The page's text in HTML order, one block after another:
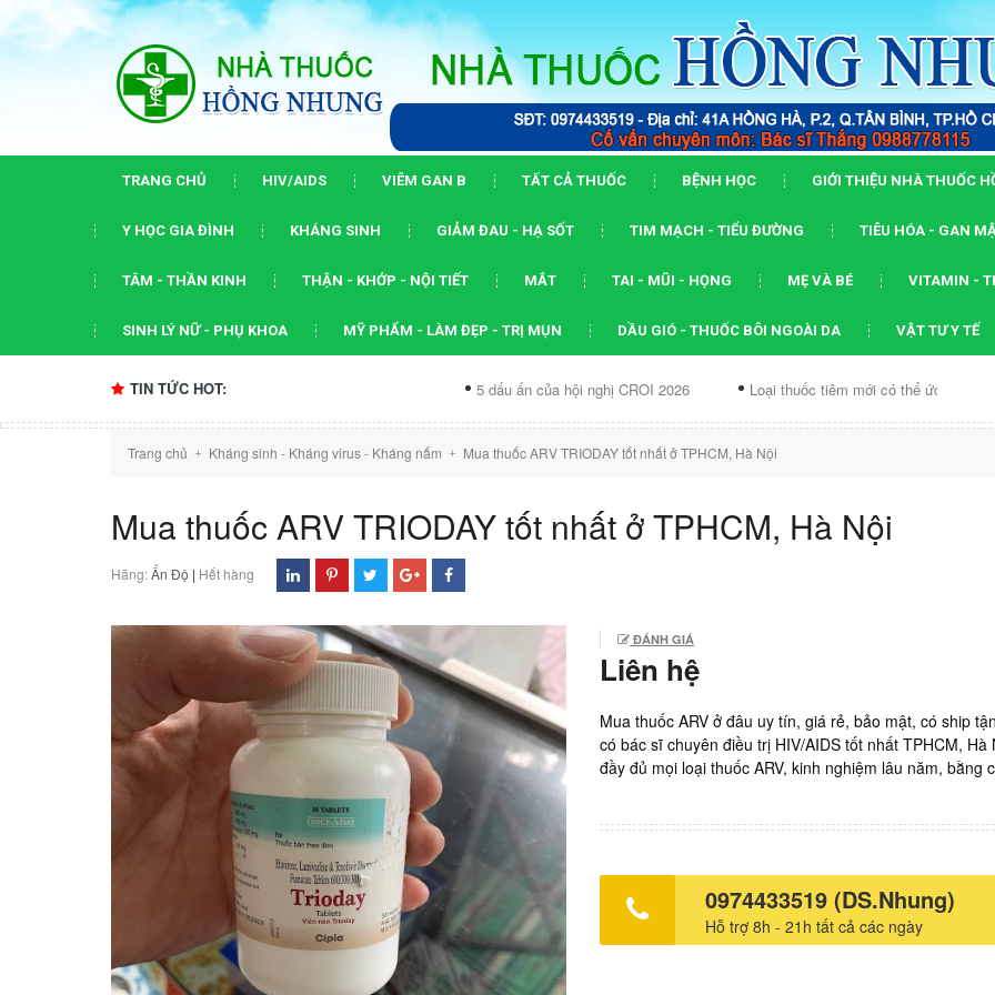
TRANG CHỦ HIV/AIDS VIÊM GAN B TẤT CẢ THUỐC BỆNH HỌC GIỚI THIỆU NHÀ THUỐC
Y HỌC GIA ĐÌNH KHÁNG SINH GIẢM ĐAU - HẠ SỐT TIM MẠCH - TIỂU ĐƯỜNG TIÊU HÓA - GAN
TÂM - THẦN KINH THẬN - KHỚP - NỘI TIẾT MẮT TAI - MŨI - HỌNG MẸ VÀ BÉ VITAMIN -
SINH LÝ NỮ - PHỤ KHOA MỸ PHẨM - LÀM ĐẸP - TRỊ MỤN DẦU GIÓ - THUỐC BÔI NGOÀI DA VẬT TƯ Y TẾ
TIN TỨC HOT: 5 dấu ấn của hội nghị CROI 2026 Loại thuốc tiêm mới có thể ức chế...
Trang chủ + Kháng sinh - Kháng virus - Kháng nấm + Mua thuốc ARV TRIODAY tốt nhất ở TPHCM, Hà Nội
Mua thuốc ARV TRIODAY tốt nhất ở TPHCM, Hà Nội
Hãng:Ấn Độ | Hết hàng
ĐÁNH GIÁ
Liên hệ
Mua thuốc ARV ở đâu uy tín, giá rẻ, bảo mật, có ship
có bác sĩ chuyên điều trị HIV/AIDS tốt nhất TPHCM, Hà
đầy đủ mọi loại thuốc ARV, kinh nghiệm lâu năm, bằng
300mg, 3TC 300mg, EFV 600mg. Chỉ định: Điều trị
nhiễm HIV sau khi có hành vi nguy cơ lây nhiễm HIV
PEP). Sản xuất: Ấn Độ. Giá: 20.000vnd/ viên. Lọ 30
loại thuốc ARV điều trị HIV hiện nay tốt không, nên chọn
0974433519 (DS.Nhung)
Hỗ trợ 8h - 21h tất cả các ngày